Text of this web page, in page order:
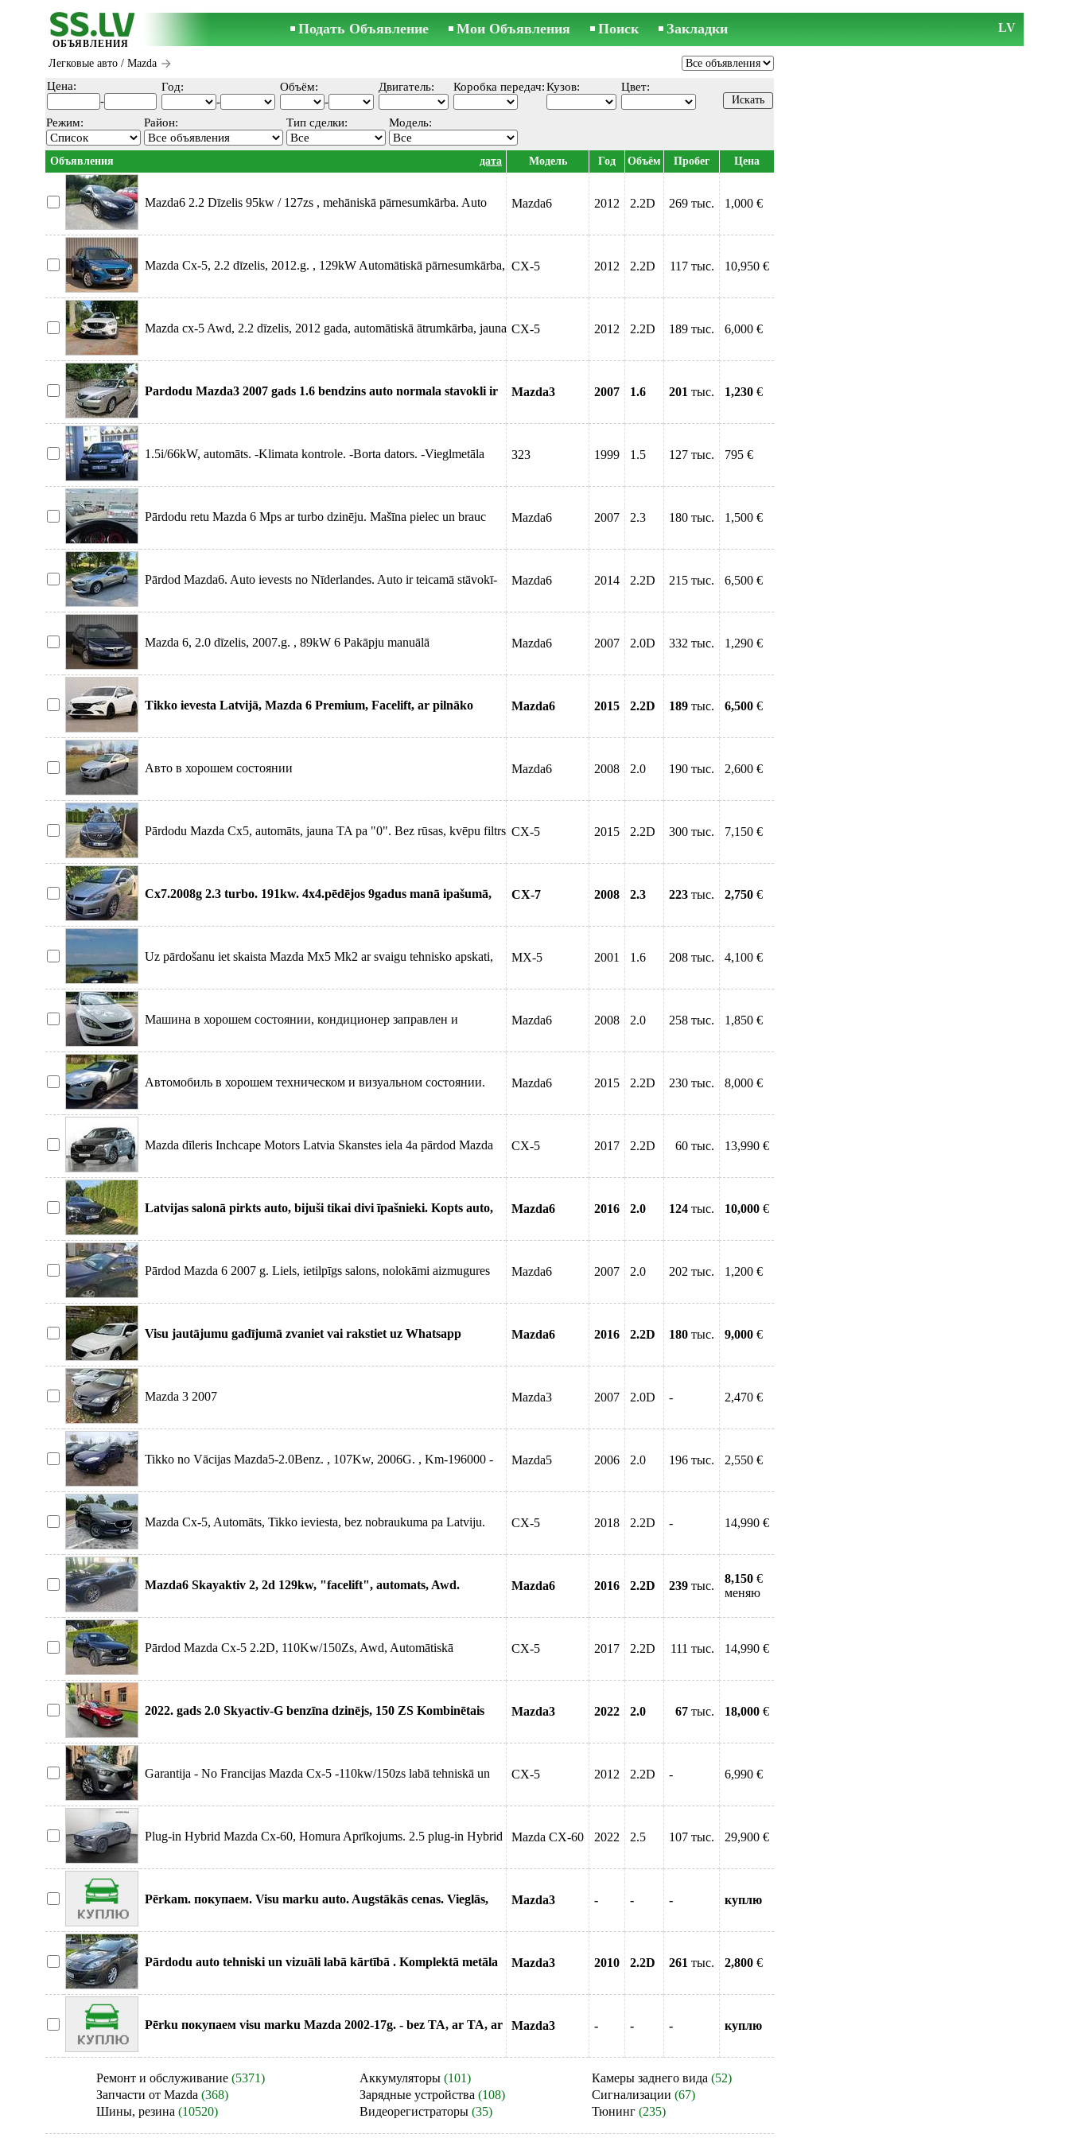
ОБЪЯВЛЕНИЯ
Подать Объявление Мои Объявления Поиск Закладки LV
Легковые авто / Mazda
Цена:
-
Год:
-
Объём:
-
Двигатель: Коробка передач:Кузов: Цвет:
Режим: Район: Тип сделки: Модель:
Объявления дата Модель Год Объём Пробег Цена
Mazda6 2.2 Dīzelis 95kw / 127zs , mehāniskā pārnesumkārba. Auto
Mazda6 2012 2.2D 269 тыс. 1,000 €
Mazda Cx-5, 2.2 dīzelis, 2012.g. , 129kW Automātiskā pārnesumkārba, CX-5 2012 2.2D 117 тыс. 10,950 €
Mazda cx-5 Awd, 2.2 dīzelis, 2012 gada, automātiskā ātrumkārba, jauna CX-5 2012 2.2D 189 тыс. 6,000 €
Pardodu Mazda3 2007 gads 1.6 bendzins auto normala stavokli ir
Mazda3 2007 1.6 201 тыс. 1,230 €
1.5i/66kW, automāts. -Klimata kontrole. -Borta dators. -Vieglmetāla 323 1999 1.5 127 тыс. 795 €
Pārdodu retu Mazda 6 Mps ar turbo dzinēju. Mašīna pielec un brauc
Mazda6 2007 2.3 180 тыс. 1,500 €
Pārdod Mazda6. Auto ievests no Nīderlandes. Auto ir teicamā stāvokī- Mazda6 2014 2.2D 215 тыс. 6,500 €
Mazda 6, 2.0 dīzelis, 2007.g. , 89kW 6 Pakāpju manuālā
Mazda6 2007 2.0D 332 тыс. 1,290 €
Tikko ievesta Latvijā, Mazda 6 Premium, Facelift, ar pilnāko
Mazda6 2015 2.2D 189 тыс. 6,500 €
Авто в хорошем состоянии Mazda6 2008 2.0 190 тыс. 2,600 €
Pārdodu Mazda Cx5, automāts, jauna TA pa "0". Bez rūsas, kvēpu filtrs CX-5 2015 2.2D 300 тыс. 7,150 €
Cx7.2008g 2.3 turbo. 191kw. 4x4.pēdējos 9gadus manā ipašumā,
CX-7 2008 2.3 223 тыс. 2,750 €
Uz pārdošanu iet skaista Mazda Mx5 Mk2 ar svaigu tehnisko apskati,
MX-5 2001 1.6 208 тыс. 4,100 €
Машина в хорошем состоянии, кондиционер заправлен и
Mazda6 2008 2.0 258 тыс. 1,850 €
Автомобиль в хорошем техническом и визуальном состоянии.
Mazda6 2015 2.2D 230 тыс. 8,000 €
Mazda dīleris Inchcape Motors Latvia Skanstes iela 4a pārdod Mazda
CX-5 2017 2.2D 60 тыс. 13,990 €
Latvijas salonā pirkts auto, bijuši tikai divi īpašnieki. Kopts auto,
Mazda6 2016 2.0 124 тыс. 10,000 €
Pārdod Mazda 6 2007 g. Liels, ietilpīgs salons, nolokāmi aizmugures
Mazda6 2007 2.0 202 тыс. 1,200 €
Visu jautājumu gadījumā zvaniet vai rakstiet uz Whatsapp Mazda6 2016 2.2D 180 тыс. 9,000 €
Mazda 3 2007 Mazda3 2007 2.0D - 2,470 €
Tikko no Vācijas Mazda5-2.0Benz. , 107Kw, 2006G. , Km-196000 -
Mazda5 2006 2.0 196 тыс. 2,550 €
Mazda Cx-5, Automāts, Tikko ieviesta, bez nobraukuma pa Latviju.
CX-5 2018 2.2D - 14,990 €
Mazda6 Skayaktiv 2, 2d 129kw, "facelift", automats, Awd. Mazda6 2016 2.2D 239 тыс.
8,150 €
меняю
Pārdod Mazda Cx-5 2.2D, 110Kw/150Zs, Awd, Automātiskā
CX-5 2017 2.2D 111 тыс. 14,990 €
2022. gads 2.0 Skyactiv-G benzīna dzinējs, 150 ZS Kombinētais
Mazda3 2022 2.0 67 тыс. 18,000 €
Garantija - No Francijas Mazda Cx-5 -110kw/150zs labā tehniskā un
CX-5 2012 2.2D - 6,990 €
Plug-in Hybrid Mazda Cx-60, Homura Aprīkojums. 2.5 plug-in Hybrid
Mazda CX-60 2022 2.5 107 тыс. 29,900 €
Pērkam. покупаем. Visu marku auto. Augstākās cenas. Vieglās,
Mazda3 - - - куплю
Pārdodu auto tehniski un vizuāli labā kārtībā . Komplektā metāla
Mazda3 2010 2.2D 261 тыс. 2,800 €
Pērku покупaем visu marku Mazda 2002-17g. - bez TA, ar TA, ar
Mazda3 - - - куплю
Ремонт и обслуживание (5371)
Запчасти от Mazda (368)
Шины, резина (10520)
Аккумуляторы (101)
Зарядные устройства (108)
Видеорегистраторы (35)
Камеры заднего вида (52)
Сигнализации (67)
Тюнинг (235)